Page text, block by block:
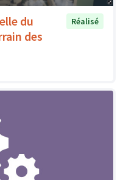
du
des
Réalisé